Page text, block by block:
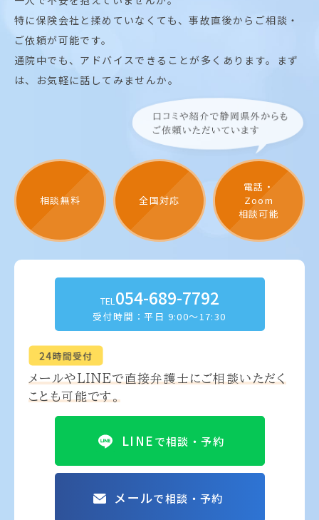
特に保険会社と揉めていなくても、事故直後からご相談・
ご依頼が可能です。
通院中でも、アドバイスできることが多くあります。まず
は、お気軽に話してみませんか。
相談無料 全国対応
電話・
Zoom
相談可能
TEL054-689-7792
受付時間：平日 9:00～17:30
メールやLINEで直接弁護士にご相談いただく
ことも可能です。
LINEで相談・予約
メールで相談・予約